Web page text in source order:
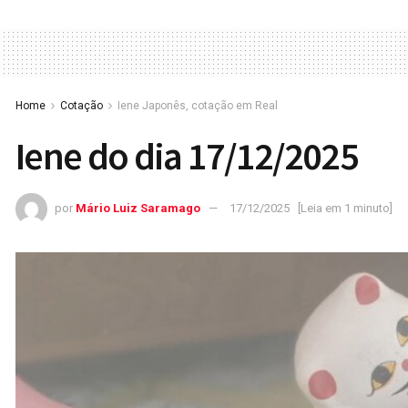
Home Cotação Iene Japonês, cotação em Real
Iene do dia 17/12/2025
por Mário Luiz Saramago 17/12/2025 [Leia em 1 minuto]